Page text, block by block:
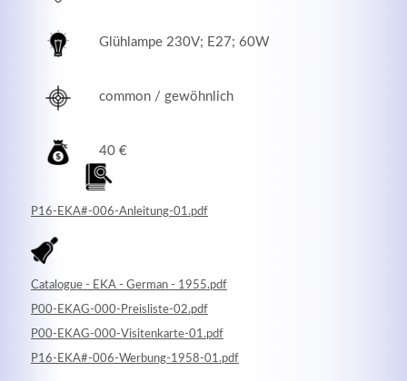
Glühlampe 230V; E27; 60W
common / gewöhnlich
40 €
P16-EKA#-006-Anleitung-01.pdf
Catalogue - EKA - German - 1955.pdf
P00-EKAG-000-Preisliste-02.pdf
P00-EKAG-000-Visitenkarte-01.pdf
P16-EKA#-006-Werbung-1958-01.pdf
elit. Aenean commodo ligula eget dolor.
MEHR INFOS